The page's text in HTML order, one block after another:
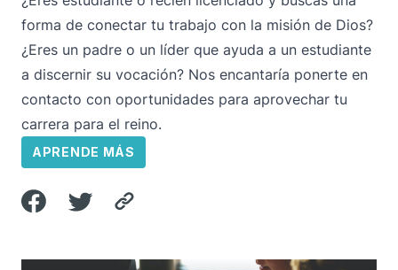
forma de conectar tu trabajo con la misión de Dios?
¿Eres un padre o un líder que ayuda a un estudiante
a discernir su vocación? Nos encantaría ponerte en
contacto con oportunidades para aprovechar tu
carrera para el reino.
APRENDE MÁS